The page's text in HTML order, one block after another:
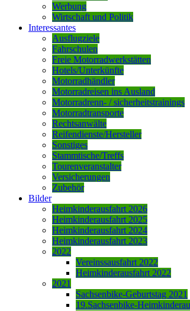
Werbung
Wirtschaft und Politik
Interessantes
Ausflugziele
Fahrschulen
Freie Motorradwerkstätten
Hotels/Unterkünfte
Motorradhändler
Motorradreisen ins Ausland
Motorradrenn- / sicherheitstrainings
Motorradtransporte
Rechtsanwälte
Reifendienste/Hersteller
Sonstiges
Stammtische/Treffs
Tourenveranstalter
Versicherungen
Zubehör
Bilder
Heimkinderausfahrt 2026
Heimkinderausfahrt 2025
Heimkinderausfahrt 2024
Heimkinderausfahrt 2023
2022
Vereinssausfahrt 2022
Heimkinderausfahrt 2022
2021
Sachsenbike-Geburtstag 2021
19.Sachsenbike-